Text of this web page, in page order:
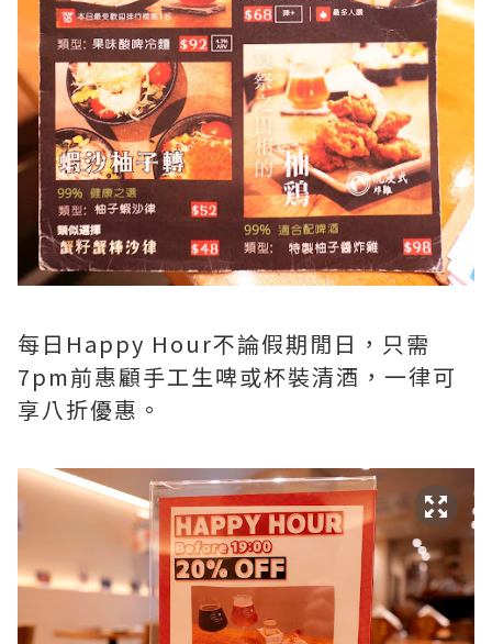
每日Happy Hour不論假期閒日，只需
7pm前惠顧手工生啤或杯裝清酒，一律可
享八折優惠。